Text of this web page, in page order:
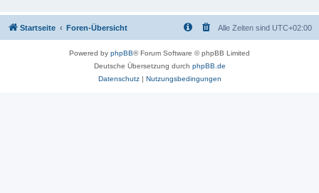
Startseite Foren-Übersicht Alle Zeiten sind UTC+02:00
Powered by phpBB® Forum Software © phpBB Limited
Deutsche Übersetzung durch phpBB.de
Datenschutz| Nutzungsbedingungen